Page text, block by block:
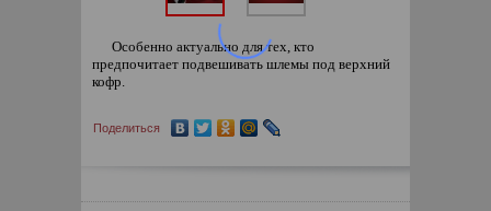
Особенно актуально для тех, кто
предпочитает подвешивать шлемы под верхний
кофр.
Поделиться